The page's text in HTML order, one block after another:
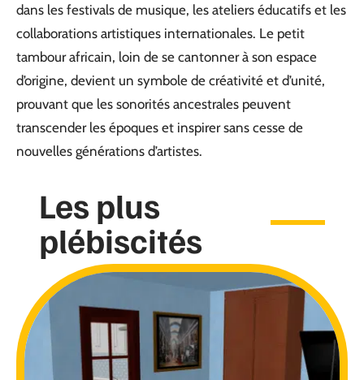
dans les festivals de musique, les ateliers éducatifs et les
collaborations artistiques internationales. Le petit
tambour africain, loin de se cantonner à son espace
d’origine, devient un symbole de créativité et d’unité,
prouvant que les sonorités ancestrales peuvent
transcender les époques et inspirer sans cesse de
nouvelles générations d’artistes.
Les plus
plébiscités